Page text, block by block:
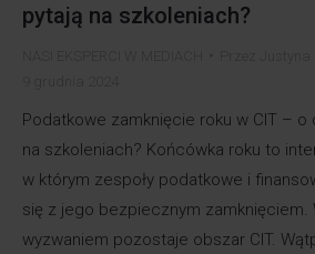
pytają na szkoleniach?
Podatkowe zamknięcie roku w CIT – o
na szkoleniach? Końcówka roku to
w którym zespoły podatkowe i
się z jego bezpiecznym
wyzwaniem pozostaje obszar CIT.